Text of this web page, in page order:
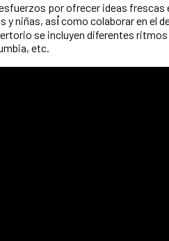
por ofrecer ideas frescas
y niñas, así́ como colaborar en el
se incluyen diferentes
etc.